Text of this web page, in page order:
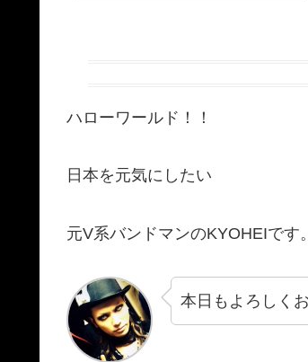
ハローワールド！！
日本を元気にしたい
元V系バンドマンのKYOHEIです。
本日もよろしく